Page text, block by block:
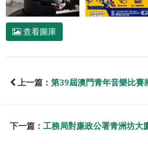
查看圖庫
上一篇： 第39屆澳門青年音樂比賽
下一篇： 工務局對廉政公署青洲坊大